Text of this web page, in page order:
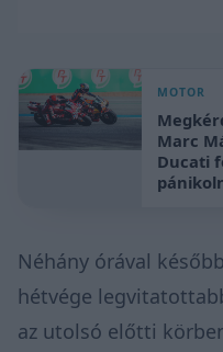
MOTOR
Marc
Ducati
Néhány órával
hétvége
az utolsó előtti